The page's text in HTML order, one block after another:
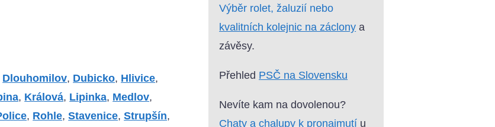
Dlouhomilov, Dubicko, Hlivice,
, Králová, Lipinka, Medlov,
, Rohle,Stavenice,Strupšín,
Výběr rolet, žaluzií nebo
kvalitních kolejnic na záclony a
závěsy.
Přehled PSČ na Slovensku
Nevíte kam na dovolenou?
Chaty a chalupy k pronajmutí u